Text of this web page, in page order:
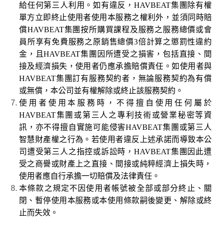
給任何第三人利用。如有違反，HAVBEAT集團除有權
單方立即終止使用者使用本服務之權利外，並須同時賠
償HAVBEAT集團按所購買課程及服務之服務總價或會
員所享有免費服務之原銷售總價3倍計算之懲罰性違約
金，且HAVBEAT集團因所遭受之損害，包括直接、間
接及經濟損失，使用者仍應承擔賠償責任。如使用者與
HAVBEAT集團訂有服務契約者，無論服務契約為有償
或無償，本公司並有權解除或終止該服務契約。
使用者使用本服務時，不得擅自使用任何屬於
HAVBEAT集團或第三人之專利技術或營業秘密等資
訊，亦不得擅自實施可能侵害HAVBEAT集團或第三人
智慧財產權之行為。若使用者違反上述承諾而導致本公
司遭受第三人之指控或訴訟時，HAVBEAT集團因此遭
受之商譽或財產上之直接、間接或純粹經濟上損失時，
使用者應自行承擔一切賠償及法律責任。
本條款之規定不因使用者帳號被全部或部分終止、關
閉、暫停使用本服務或本使用條款嗣後變更、解除或終
止而失效。